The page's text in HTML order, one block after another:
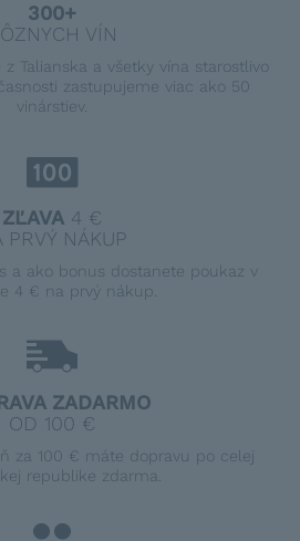
300+
VÍN
Talianska a všetky vína starostlivo
zastupujeme viac ako 50
vinárstiev.
ZĽAVA 4 €
PRVÝ NÁKUP
a ako bonus dostanete poukaz v
4 € na prvý nákup.
ZADARMO
OD 100 €
za 100 € máte dopravu po celej
republike zdarma.